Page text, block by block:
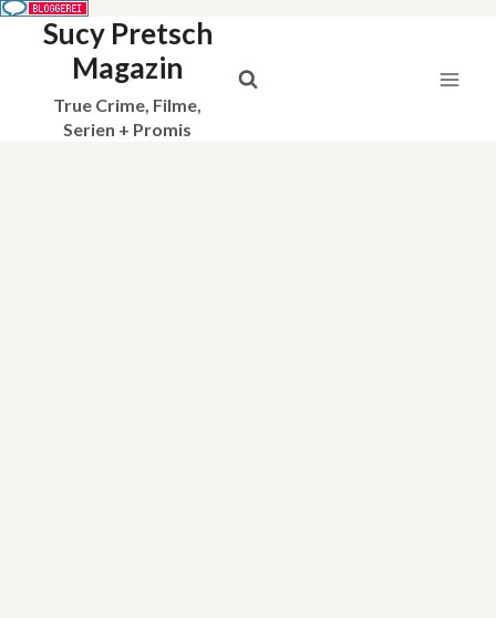
Sucy Pretsch
Magazin
True Crime, Filme,
Serien + Promis